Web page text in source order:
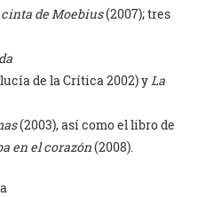
de Moebius(2007); tres
de la Crítica 2002) yLa
(2003), así como el libro de
en el corazón(2008).